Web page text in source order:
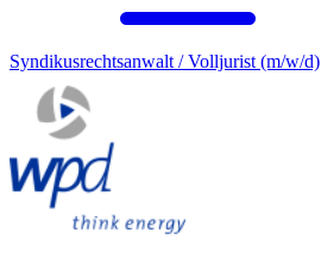
Syndikusrechtsanwalt / Volljurist (m/w/d)